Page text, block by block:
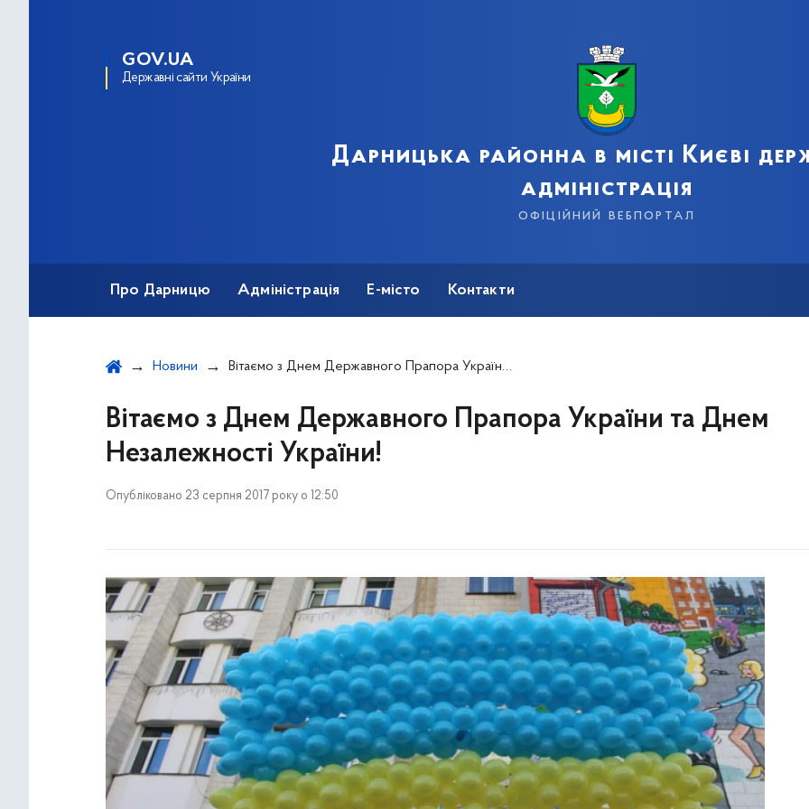
GOV.UA
Державні сайти України
Дарницька районна в місті Києві
адміністрація
офіційний вебпортал
Про Дарницю Адміністрація Е-місто Контакти
Новини Вітаємо з Днем Державного Прапора України та Днем Незалежності України!
Вітаємо з Днем Державного Прапора України та Днем
Незалежності України!
Опубліковано 23 серпня 2017 року о 12:50